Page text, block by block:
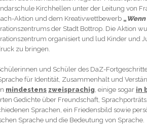
Kirchhellen unter der Leitung von
Aktion und dem Kreativwettbewerb „
der Stadt Bottrop. Die Aktion
organisiert und lud Kinder und
zu bringen.
und Schüler des DaZ-
für Identität, Zusammenhalt und
mindestens zweisprachig, einige sogar in
Gedichte über Freundschaft,
Sprachen, ein Friedensbild sowie
Sprache und die Bedeutung von Sprache.